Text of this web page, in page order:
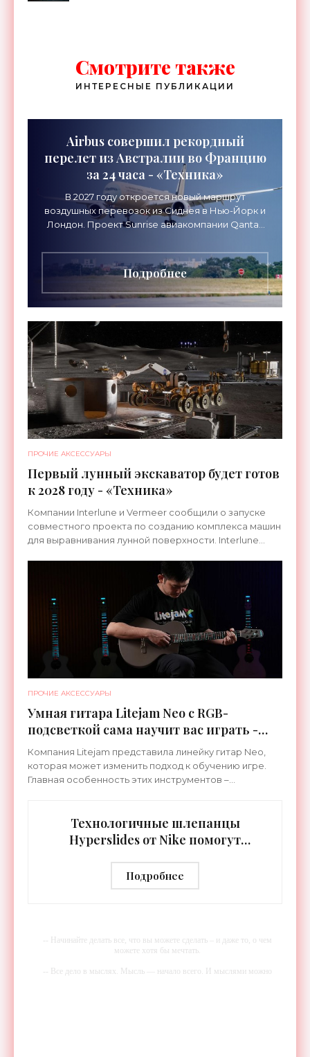
Смотрите также
ИНТЕРЕСНЫЕ ПУБЛИКАЦИИ
Airbus совершил рекордный
перелет из Австралии во Францию
за 24 часа - «Техника»
В 2027 году откроется новый маршрут
воздушных перевозок из Сиднея в Нью-Йорк и
Лондон. Проект Sunrise авиакомпании Qantas
длительностью до 24
Подробнее
ПРОЧИЕ АКСЕССУАРЫ
Первый лунный экскаватор будет готов
к 2028 году - «Техника»
Компании Interlune и Vermeer сообщили о запуске
совместного проекта по созданию комплекса машин
для выравнивания лунной поверхности. Interlune
ПРОЧИЕ АКСЕССУАРЫ
Умная гитара Litejam Neo с RGB-
подсветкой сама научит вас играть -
«Гаджеты»
Компания Litejam представила линейку гитар Neo,
которая может изменить подход к обучению игре.
Главная особенность этих инструментов –
Технологичные шлепанцы
Hyperslides от Nike помогут
тренировки - «Гаджеты»
Подробнее
-- Начинайте делать все, что вы можете сделать – и даже то, о чем
можете хотя бы мечтать.
-- Все дело в мыслях. Мысль — начало всего. И мыслями можно